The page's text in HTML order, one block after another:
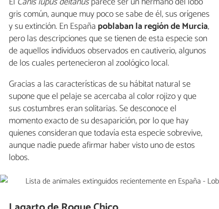
gris común, aunque muy poco se sabe de él, sus orígenes
y su extinción. En España poblaban la región deMurcia,
pero las descripciones que se tienen de esta especie son
de aquellos individuos observados en cautiverio, algunos
de los cuales pertenecieron al zoológico local.
Gracias a las características de su hábitat natural se
supone que el pelaje se acercaba al color rojizo y que
sus costumbres eran solitarias. Se desconoce el
momento exacto de su desaparición, por lo que hay
quienes consideran que todavía esta especie sobrevive,
aunque nadie puede afirmar haber visto uno de estos
lobos.